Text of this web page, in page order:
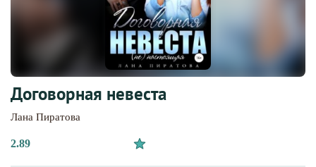
Договорная невеста
Лана Пиратова
2.89